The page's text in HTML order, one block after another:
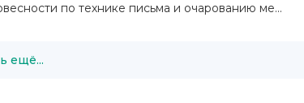
по технике письма и очарованию ме...
ещё...